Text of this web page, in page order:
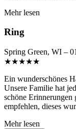
Mehr lesen
Ring
Spring Green, WI –
★★★★★
Ein wunderschönes
Unsere Familie hat
schöne Erinnerungen
empfehlen, dieses
Mehr lesen